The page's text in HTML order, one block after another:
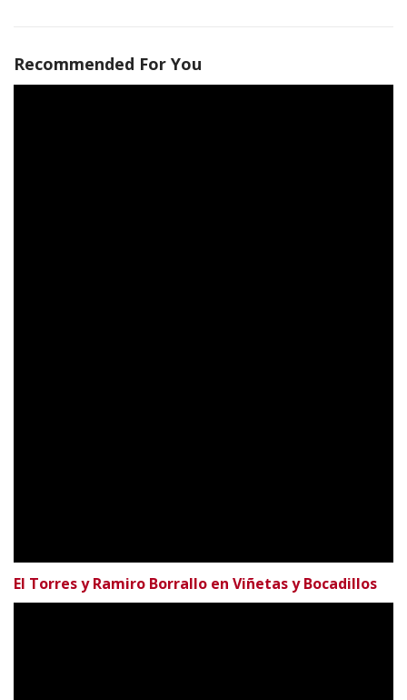
Recommended For You
El Torres y Ramiro Borrallo en Viñetas y Bocadillos